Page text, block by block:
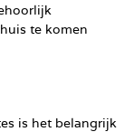
te komen
is het belangrijk